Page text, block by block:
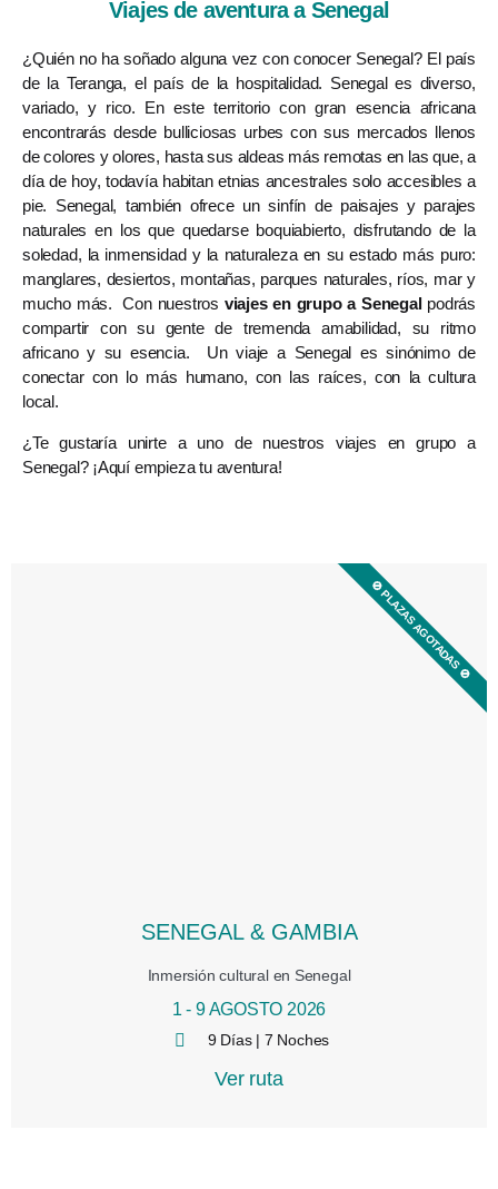
Viajes de aventura a Senegal
¿Quién no ha soñado alguna vez con conocer Senegal? El país
de la Teranga, el país de la hospitalidad. Senegal es diverso,
variado, y rico. En este territorio con gran esencia africana
encontrarás desde bulliciosas urbes con sus mercados llenos
de colores y olores, hasta sus aldeas más remotas en las que, a
día de hoy, todavía habitan etnias ancestrales solo accesibles a
pie. Senegal, también ofrece un sinfín de paisajes y parajes
naturales en los que quedarse boquiabierto, disfrutando de la
soledad, la inmensidad y la naturaleza en su estado más puro:
manglares, desiertos, montañas, parques naturales, ríos, mar y
mucho más. Con nuestros viajes en grupo a Senegalpodrás
compartir con su gente de tremenda amabilidad, su ritmo
africano y su esencia. Un viaje a Senegal es sinónimo de
conectar con lo más humano, con las raíces, con la cultura
local.
¿Te gustaría unirte a uno de nuestros viajes en grupo a
Senegal? ¡Aquí empieza tu aventura!
SENEGAL & GAMBIA
Inmersión cultural en Senegal
🚫 PLAZAS AGOTADAS 🚫
1 - 9 AGOSTO 2026
9 Días | 7 Noches
Ver ruta